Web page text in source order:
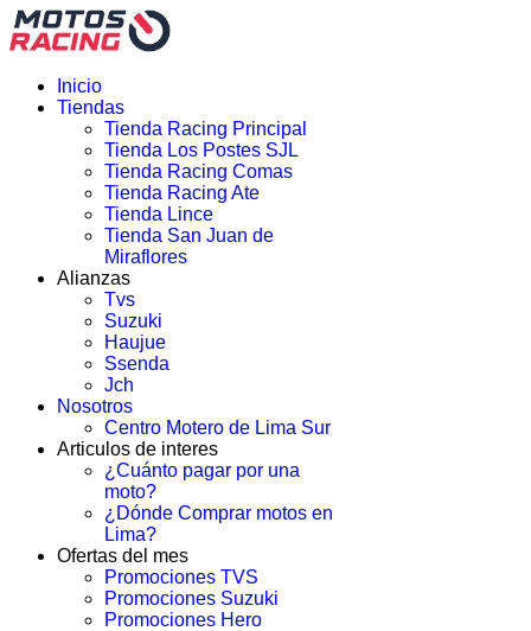
Inicio
Tiendas
Tienda Racing Principal
Tienda Los Postes SJL
Tienda Racing Comas
Tienda Racing Ate
Tienda Lince
Tienda San Juan de
Miraflores
Alianzas
Tvs
Suzuki
Haujue
Ssenda
Jch
Nosotros
Centro Motero de Lima Sur
Articulos de interes
¿Cuánto pagar por una
moto?
¿Dónde Comprar motos en
Lima?
Ofertas del mes
Promociones TVS
Promociones Suzuki
Promociones Hero